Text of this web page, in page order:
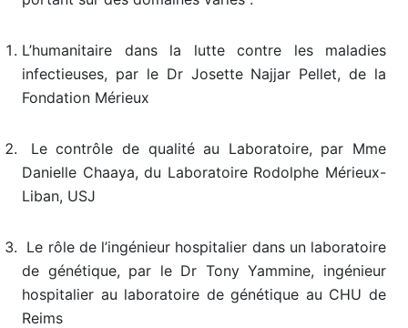
L’humanitaire dans la lutte contre les maladies
infectieuses, par le Dr Josette Najjar Pellet, de la
Fondation Mérieux
Le contrôle de qualité au Laboratoire, par Mme
Danielle Chaaya, du Laboratoire Rodolphe Mérieux-
Liban, USJ
Le rôle de l’ingénieur hospitalier dans un laboratoire
de génétique, par le Dr Tony Yammine, ingénieur
hospitalier au laboratoire de génétique au CHU de
Reims